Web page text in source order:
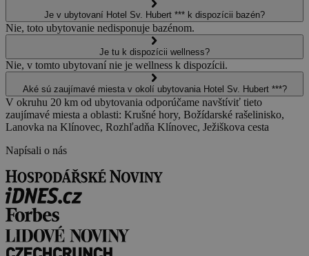
Je v ubytovaní Hotel Sv. Hubert *** k dispozícii bazén?
Nie, toto ubytovanie nedisponuje bazénom.
Je tu k dispozícii wellness?
Nie, v tomto ubytovaní nie je wellness k dispozícii.
Aké sú zaujímavé miesta v okolí ubytovania Hotel Sv. Hubert ***?
V okruhu 20 km od ubytovania odporúčame navštíviť tieto
zaujímavé miesta a oblasti: Krušné hory, Božídarské rašelinisko,
Lanovka na Klínovec, Rozhľadňa Klínovec, Ježiškova cesta
Napísali o nás